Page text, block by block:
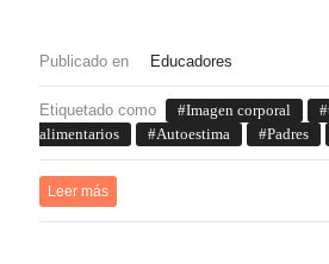
Publicado en Educadores
Etiquetado como Imagen corporal
alimentarios
Autoestima Padres
Leer más